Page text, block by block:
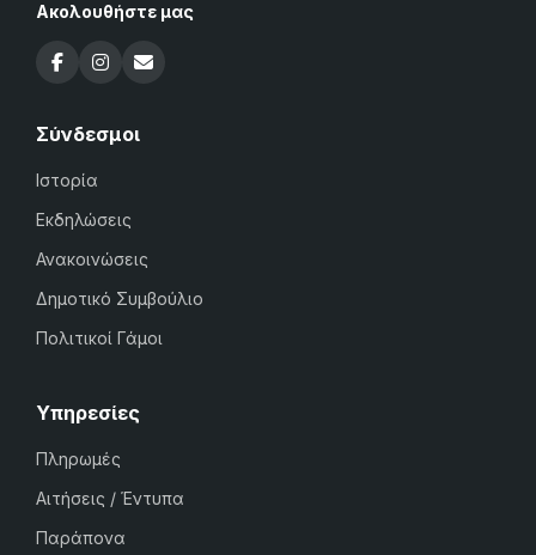
Ακολουθήστε μας
Σύνδεσμοι
Ιστορία
Εκδηλώσεις
Ανακοινώσεις
Δημοτικό Συμβούλιο
Πολιτικοί Γάμοι
Υπηρεσίες
Πληρωμές
Αιτήσεις / Έντυπα
Παράπονα